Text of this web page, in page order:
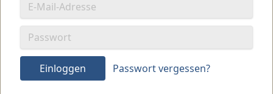
Einloggen Passwort vergessen?